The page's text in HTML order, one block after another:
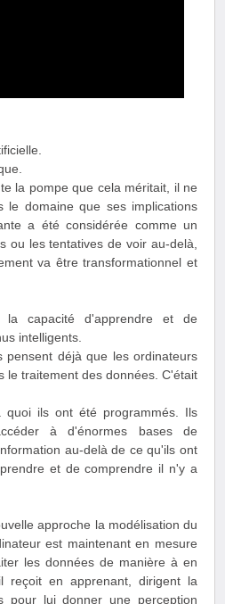
la pompe que cela méritait, il ne
domaine que ses implications
a été considérée comme un
ou les tentatives de voir au-delà,
va être transformationnel et
la capacité d'apprendre et de
intelligents.
déjà que les ordinateurs
le traitement des données. C'était
ils ont été programmés. Ils
à d'énormes bases de
au-delà de ce qu'ils ont
et de comprendre il n'y a
approche la modélisation du
est maintenant en mesure
les données de manière à en
reçoit en apprenant, dirigent la
pour lui donner une perception